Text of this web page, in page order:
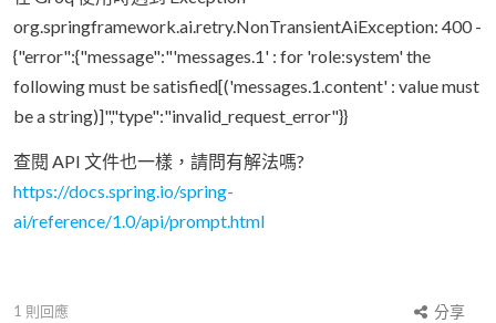
org.springframework.ai.retry.NonTransientAiException: 400 -
{"error":{"message":"'messages.1' : for 'role:system' the
following must be satisfied[('messages.1.content' : value must
be a string)]","type":"invalid_request_error"}}
查閱 API 文件也一樣，請問有解法嗎?
https://docs.spring.io/spring-
ai/reference/1.0/api/prompt.html
1 則回應
分享